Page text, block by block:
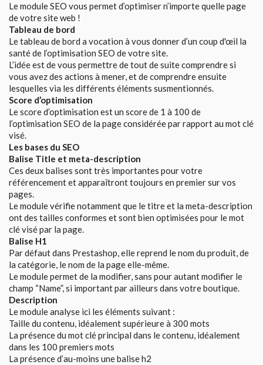
Le module SEO vous permet d’optimiser n’importe quelle page
de votre site web !
Tableau de bord
Le tableau de bord a vocation à vous donner d’un coup d'œil la
santé de l’optimisation SEO de votre site.
L’idée est de vous permettre de tout de suite comprendre si
vous avez des actions à mener, et de comprendre ensuite
lesquelles via les différents éléments susmentionnés.
Score d’optimisation
Le score d’optimisation est un score de 1 à 100 de
l’optimisation SEO de la page considérée par rapport au mot clé
visé.
Les bases du SEO
Balise Title et meta-description
Ces deux balises sont très importantes pour votre
référencement et apparaîtront toujours en premier sur vos
pages.
Le module vérifie notamment que le titre et la meta-description
ont des tailles conformes et sont bien optimisées pour le mot
clé visé par la page.
Balise H1
Par défaut dans Prestashop, elle reprend le nom du produit, de
la catégorie, le nom de la page elle-même.
Le module permet de la modifier, sans pour autant modifier le
champ “Name”, si important par ailleurs dans votre boutique.
Description
Le module analyse ici les éléments suivant :
Taille du contenu, idéalement supérieure à 300 mots
La présence du mot clé principal dans le contenu, idéalement
dans les 100 premiers mots
La présence d’au-moins une balise h2